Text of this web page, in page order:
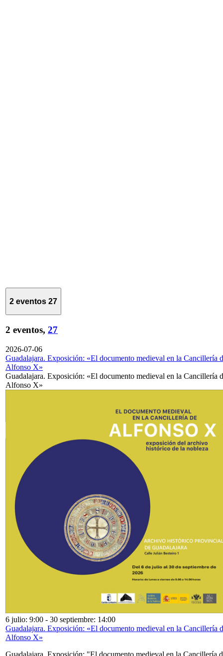
2 eventos 27
2 eventos, 27
2026-07-06
Guadalajara. Exposición: «El documento medieval en la Cancillería
Alfonso X»
Guadalajara. Exposición: «El documento medieval en la Cancillería
Alfonso X»
6 julio: 9:00 - 30 septiembre: 14:00
Guadalajara. Exposición: «El documento medieval en la Cancillería
Alfonso X»
Guadalajara. Exposición: "El documento medieval en la Cancillería